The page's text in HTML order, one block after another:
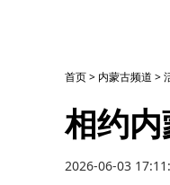
首页> 内蒙古频道 >
相约
2026-06-03